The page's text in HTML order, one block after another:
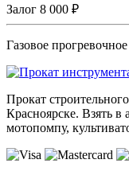
Залог 8 000 ₽
Газовое
Прокат
Красноярске. Взять в
мотопомпу,